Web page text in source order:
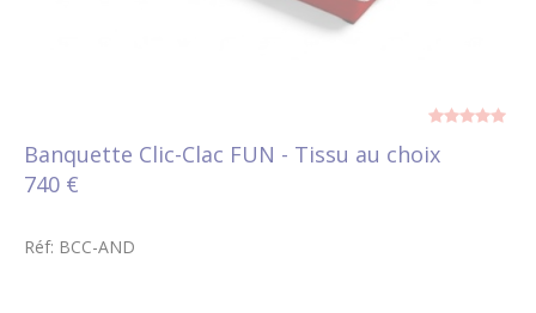
Banquette Clic-Clac FUN - Tissu au choix
740 €
Réf: BCC-AND